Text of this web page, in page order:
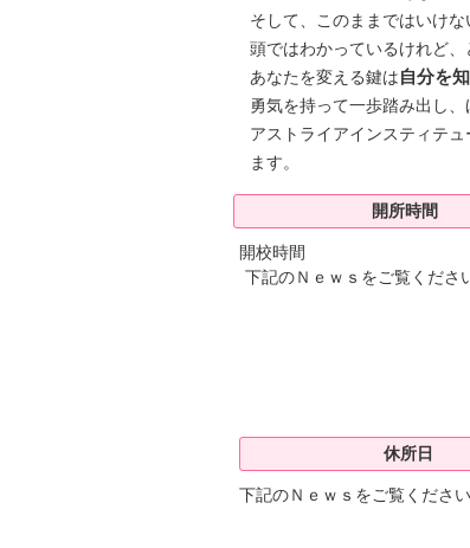
そして、このままではいけな
頭ではわかっているけれど
あなたを変える鍵は自分を
勇気を持って一歩踏み出し
アストライアインスティテ
ます。
開所時間
開校時間
下記のＮｅｗｓをご覧くださ
休所日
下記のＮｅｗｓをご覧ください